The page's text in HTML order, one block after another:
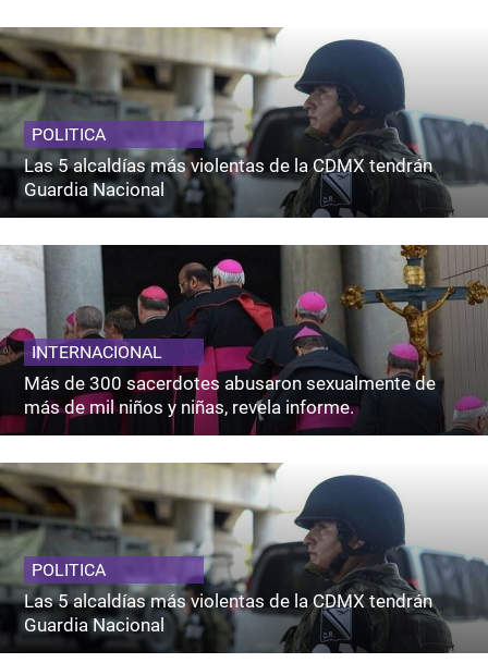
POLITICA
Las 5 alcaldías más violentas de la CDMX tendrán
Guardia Nacional
INTERNACIONAL
Más de 300 sacerdotes abusaron sexualmente de
más de mil niños y niñas, revela informe.
POLITICA
Las 5 alcaldías más violentas de la CDMX tendrán
Guardia Nacional